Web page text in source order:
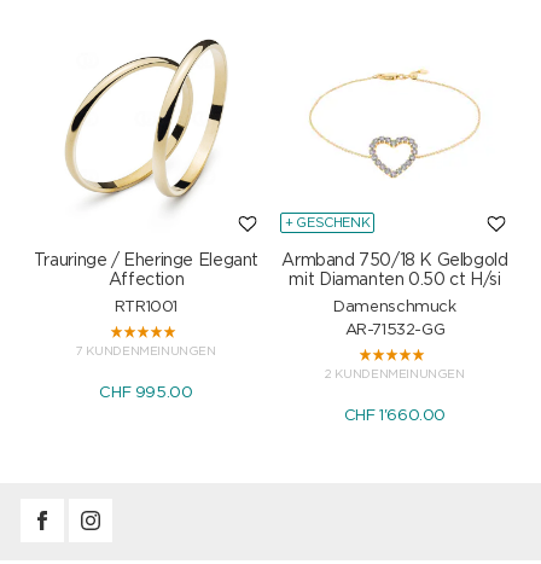
Trauringe / Eheringe Elegant
Affection
RTR1001
7 KUNDENMEINUNGEN
CHF 995.00
+ GESCHENK
Armband 750/18 K Gelbgold
mit Diamanten 0.50 ct H/si
Damenschmuck
AR-71532-GG
2 KUNDENMEINUNGEN
CHF 1'660.00